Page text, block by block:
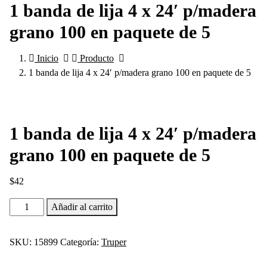
1 banda de lija 4 x 24′ p/madera
grano 100 en paquete de 5
Inicio
Producto
1 banda de lija 4 x 24′ p/madera grano 100 en paquete de 5
1 banda de lija 4 x 24′ p/madera
grano 100 en paquete de 5
$42
banda
lija
Añadir al carrito
SKU: 15899 Categoría: Truper